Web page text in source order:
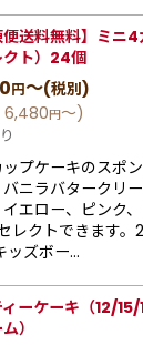
便送料無料】ミニ
クト）24個
円～(税別)
6,480円～)
ップケーキのスポ
ニラバタークリ
エロー、ピンク
レクトできます
ズボー…
ィーケーキ（12/
）